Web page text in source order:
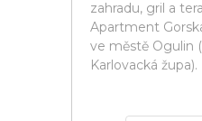
zahradu, gril a
Apartment
ve městě Ogulin
Karlovacká župa).